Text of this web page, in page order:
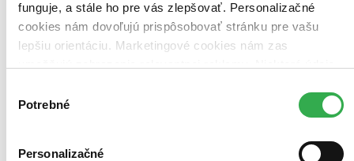
funguje, a stále ho pre vás zlepšovať. Personalizačné
cookies nám dovoľujú prispôsobovať stránku pre vašu
lepšiu orientáciu. Marketingové cookies nám zas
keby sme mohli používať všetky tieto cookies. Ďakujeme!
súhlasu
Potrebné
Personalizačné